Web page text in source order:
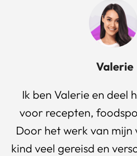
Valerie
Ik ben Valerie en deel
voor recepten,
Door het werk van mijn
kind veel gereisd en